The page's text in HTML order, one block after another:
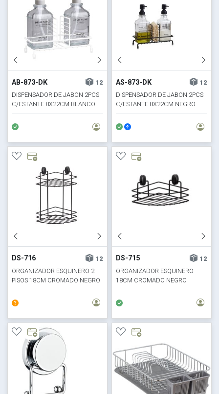
AB-873-DK
12
DISPENSADOR DE JABON 2PCS
C/ESTANTE 8X22CM BLANCO
AS-873-DK
12
DISPENSADOR DE JABON 2PCS
C/ESTANTE 8X22CM NEGRO
DS-716
12
ORGANIZADOR ESQUINERO 2
PISOS 18CM CROMADO NEGRO
DS-715
12
ORGANIZADOR ESQUINERO
18CM CROMADO NEGRO